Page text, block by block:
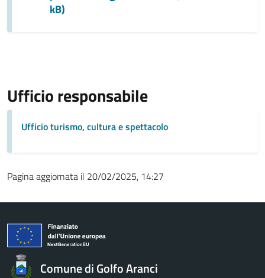
kB)
Ufficio responsabile
Ufficio turismo, cultura e spettacolo
Pagina aggiornata il 20/02/2025, 14:27
Comune di Golfo Aranci